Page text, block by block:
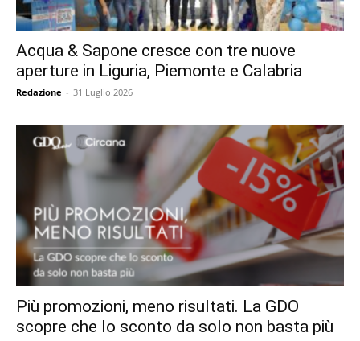
Acqua & Sapone cresce con tre nuove
aperture in Liguria, Piemonte e Calabria
Redazione - 31 Luglio 2026
Più promozioni, meno risultati. La GDO
scopre che lo sconto da solo non basta più